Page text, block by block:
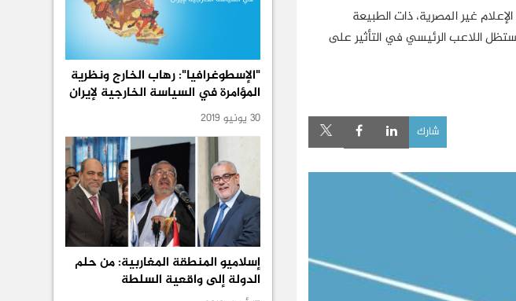
غير المصرية، ذات الطبيعة
اللاعب الرئيسي في التأثير على
شارك
"الإسطوغرافيا": رهاب الخارج ونظرية
المؤامرة في السياسة الخارجية لإيران
30 يونيو 2019
إسلاميو المنطقة المغاربية: من حلم
الدولة إلى واقعية السلطة